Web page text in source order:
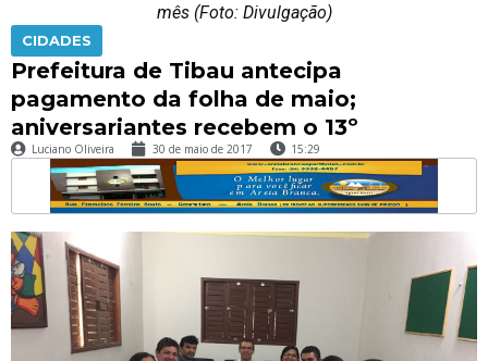
mês (Foto: Divulgação)
CIDADES
Prefeitura de Tibau antecipa
pagamento da folha de maio;
aniversariantes recebem o 13º
Luciano Oliveira 30 de maio de 2017 15:29